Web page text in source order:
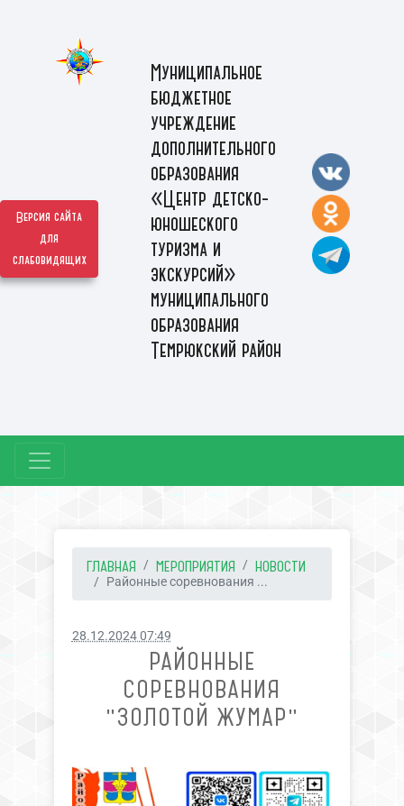
Версия сайта
для
слабовидящих
Муниципальное
бюджетное
учреждение
дополнительного
образования
«Центр детско-
юношеского
туризма и
экскурсий»
муниципального
образования
Темрюкский район
ГЛАВНАЯ МЕРОПРИЯТИЯ НОВОСТИ
Районные соревнования ...
28.12.2024 07:49
РАЙОННЫЕ
СОРЕВНОВАНИЯ
"ЗОЛОТОЙ ЖУМАР"